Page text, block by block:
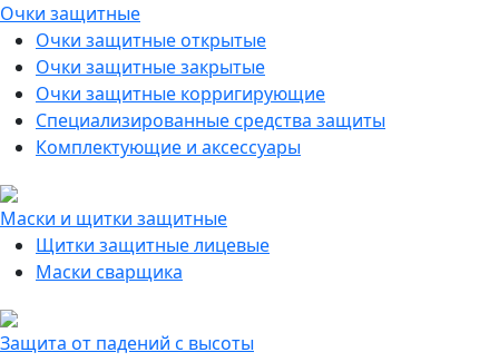
Очки защитные
Очки защитные открытые
Очки защитные закрытые
Очки защитные корригирующие
Специализированные средства защиты
Комплектующие и аксессуары
Маски и щитки защитные
Щитки защитные лицевые
Маски сварщика
Защита от падений с высоты